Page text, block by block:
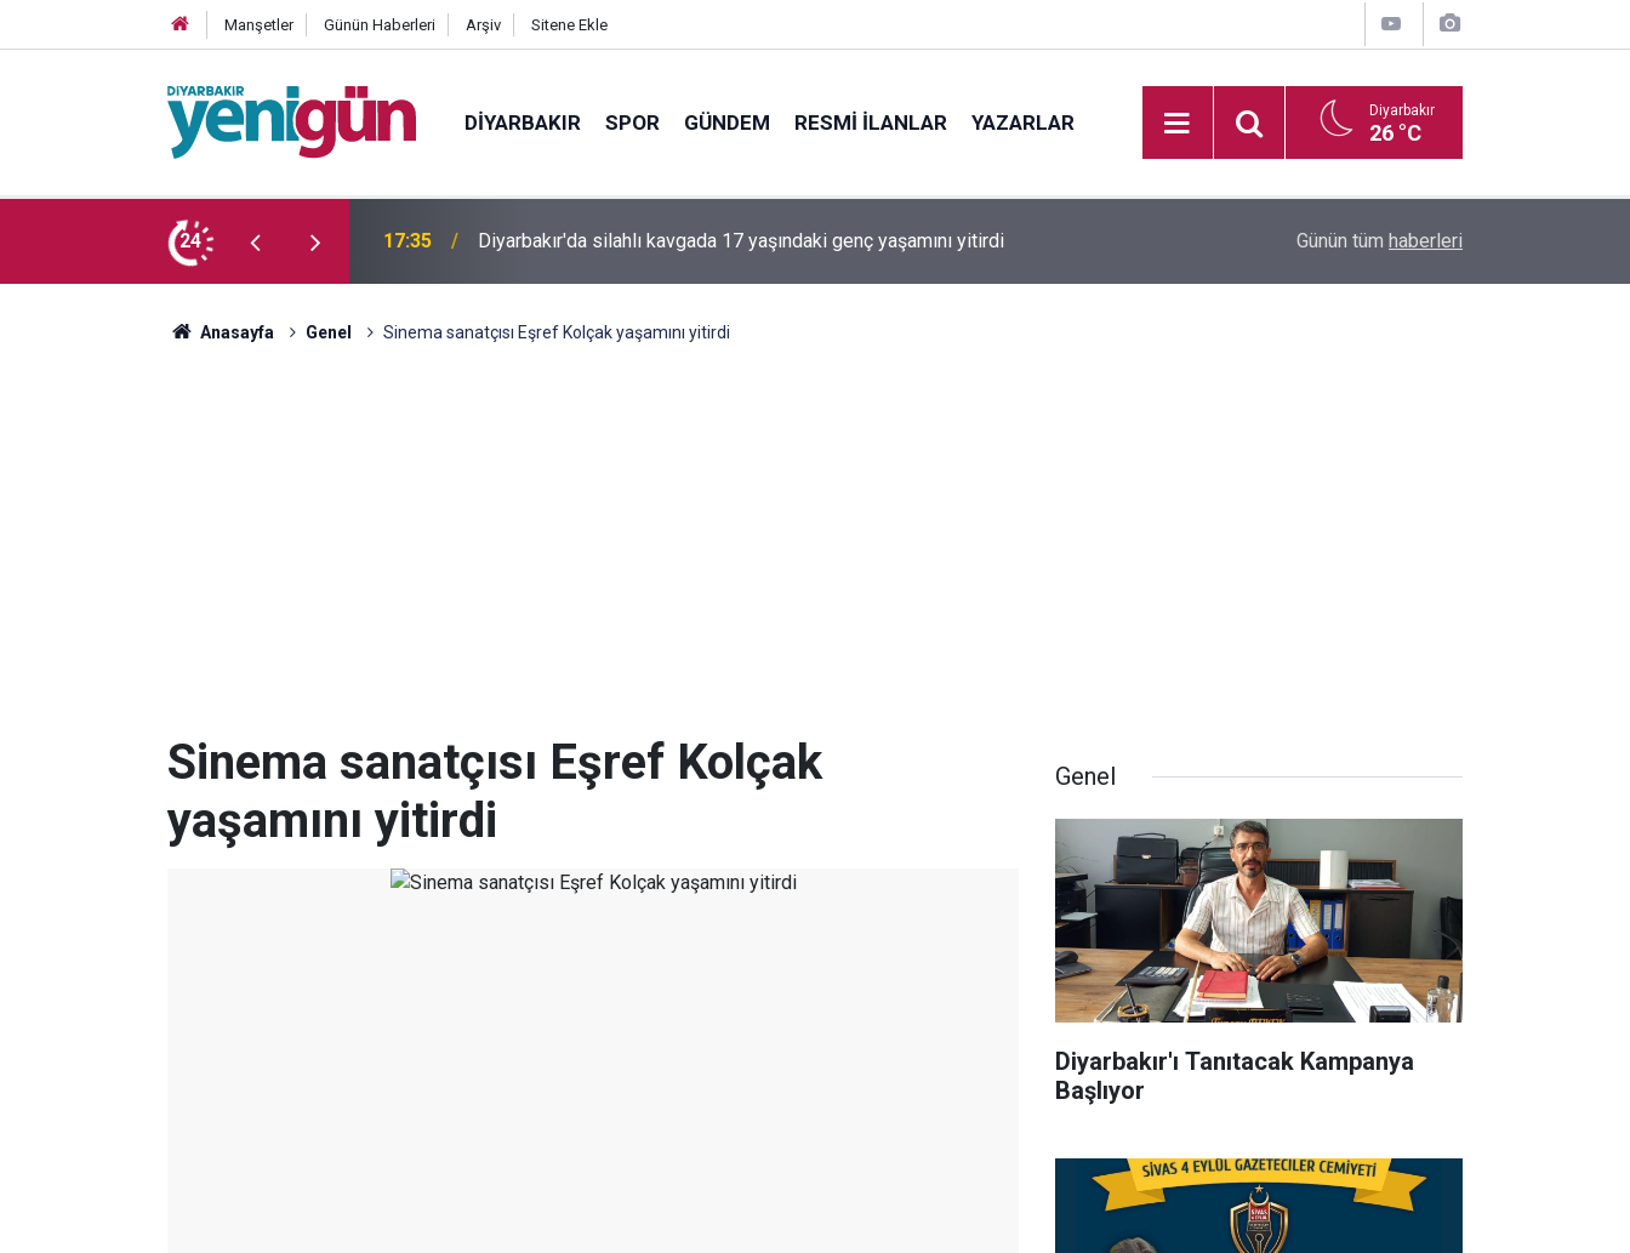
Manşetler Günün Haberleri Arşiv Sitene Ekle
DIYARBAKIR SPOR GÜNDEM RESMI İLANLAR YAZARLAR Diyarbakır
26 °C
24
genç yaşamını yitirdi 16:54 Bahceli'den Öcalan ve Demirtaş açıklaması Diyarbakır'da boş arazide ceset bulundu
Günün tüm haberleri
Anasayfa Genel Sinema sanatçısı Eşref Kolçak yaşamını yitirdi
Sinema sanatçısı Eşref Kolçak
yaşamını yitirdi
Genel
Diyarbakır'ı Tanıtacak Kampanya
Başlıyor